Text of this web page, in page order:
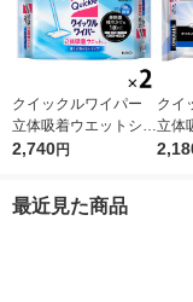
クイックルワイパー
立体吸着ウエットシー
ト 香り残らない 1セ
2,740円
クイ
立体
ト ス
最近見た商品